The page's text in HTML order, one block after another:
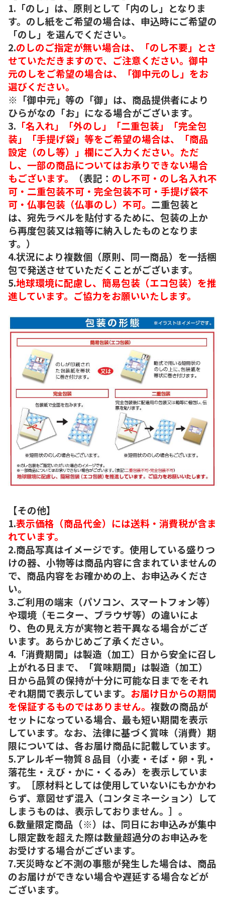
1.「のし」は、原則として「内のし」となりま
す。のし紙をご希望の場合は、申込時にご希望の
「のし」を選んでください。
2.のしのご指定が無い場合は、「のし不要」とさ
せていただきますので、ご注意ください。御中
元のしをご希望の場合は、「御中元のし」をお
選びください。
※「御中元」等の「御」は、商品提供者により
ひらがなの「お」になる場合がございます。
3. 「名入れ」「外のし」「二重包装」「完全包
装」「手提げ袋」等をご希望の場合は、「商品
設定（のし等）」欄にご入力ください。ただ
し、一部の商品についてはお承りできない場合
もございます。
（表記： のし不可・のし名入れ不
可・二重包装不可・完全包装不可・手提げ袋不
可・仏事包装（仏事のし）不可。 二重包装と
は、宛先ラベルを貼付するために、包装の上か
ら再度包装又は箱等に納入したものとなりま
す。）
4.状況により複数個（原則、同一商品）を一括梱
包で発送させていただくことがございます。
5.地球環境に配慮し、簡易包装（エコ包装）を推
進しています。ご協力をお願いいたします。
【その他】
1.表示価格（商品代金）には送料・消費税が含ま
れています。
2.商品写真はイメージです。使用している盛りつ
けの器、小物等は商品内容に含まれていませんの
で、商品内容をお確かめの上、お申込みくださ
い。
3.ご利用の端末（パソコン、スマートフォン等）
や環境（モニター、ブラウザ等）の違いによ
り、色の見え方が実物と若干異なる場合がござ
います。あらかじめご了承ください。
4.「消費期間」は製造（加工）日から安全に召し
上がれる日まで、「賞味期間」は製造（加工）
日から品質の保持が十分に可能な日までをそれ
ぞれ期間で表示しています。 お届け日からの期間
を保証するものではありません。 複数の商品が
セットになっている場合、最も短い期間を表示
しています。なお、法律に基づく賞味（消費）期
限については、各お届け商品に記載しています。
5.アレルギー物質８品目（小麦・そば・卵・乳・
落花生・えび・かに・くるみ）を表示していま
す。［原材料としては使用していないにもかかわ
らず、意図せず混入（コンタミネーション）して
しまうものは、表示しておりません。］。
6.数量限定商品（※）は、同日にお申込みが集中
し限定数を超えた際は数量超過分のお申込みを
お受けする場合がございます。
7.天災時など不測の事態が発生した場合は、商品
のお届けができない場合や遅延する場合などが
ございます。